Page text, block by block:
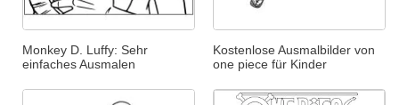
Monkey D. Luffy: Sehr
einfaches Ausmalen
Kostenlose Ausmalbilder von
one piece für Kinder